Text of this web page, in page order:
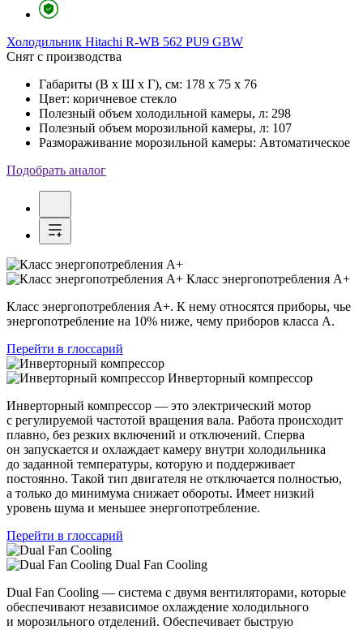
Холодильник Hitachi R-WB 562 PU9 GBW
Снят с производства
Габариты (В х Ш х Г), см: 178 х 75 х 76
Цвет: коричневое стекло
Полезный объем холодильной камеры, л: 298
Полезный объем морозильной камеры, л: 107
Размораживание морозильной камеры: Автоматическое
Подобрать аналог
Класс энергопотребления А+
Класс энергопотребления А+. К нему относятся приборы, чье
энергопотребление на 10% ниже, чему приборов класса А.
Перейти в глоссарий
Инверторный компрессор
Инверторный компрессор — это электрический мотор
с регулируемой частотой вращения вала. Работа происходит
плавно, без резких включений и отключений. Сперва
он запускается и охлаждает камеру внутри холодильника
до заданной температуры, которую и поддерживает
постоянно. Такой тип двигателя не отключается полностью,
а только до минимума снижает обороты. Имеет низкий
уровень шума и меньшее энергопотребление.
Перейти в глоссарий
Dual Fan Cooling
Dual Fan Cooling — система с двумя вентиляторами, которые
обеспечивают независимое охлаждение холодильного
и морозильного отделений. Обеспечивает быструю